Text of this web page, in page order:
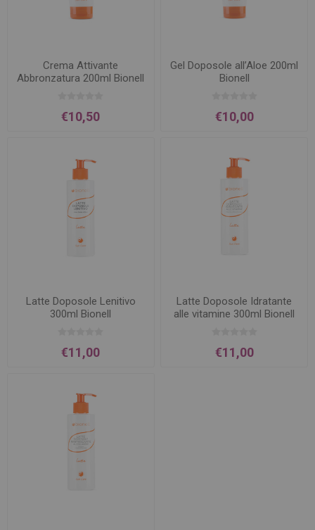
Crema Attivante
Abbronzatura 200ml Bionell
€10,50
Gel Doposole all’Aloe 200ml
Bionell
€10,00
Latte Doposole Lenitivo
300ml Bionell
€11,00
Latte Doposole Idratante
alle vitamine 300ml Bionell
€11,00